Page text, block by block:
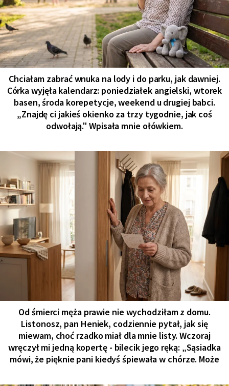
Chciałam zabrać wnuka na lody i do parku, jak dawniej.
Córka wyjęła kalendarz: poniedziałek angielski, wtorek
basen, środa korepetycje, weekend u drugiej babci.
„Znajdę ci jakieś okienko za trzy tygodnie, jak coś
odwołają." Wpisała mnie ołówkiem.
Od śmierci męża prawie nie wychodziłam z domu.
Listonosz, pan Heniek, codziennie pytał, jak się
miewam, choć rzadko miał dla mnie listy. Wczoraj
wręczył mi jedną kopertę - bilecik jego ręką: „Sąsiadka
mówi, że pięknie pani kiedyś śpiewała w chórze. Może